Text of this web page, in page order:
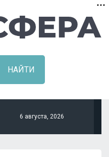
6 августа, 2026